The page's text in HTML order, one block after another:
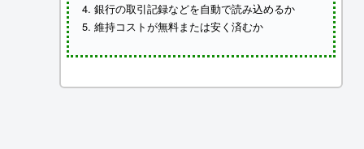
銀行の取引記録などを自動で読み込めるか
維持コストが無料または安く済むか